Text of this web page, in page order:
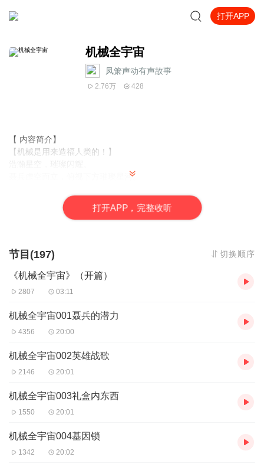
打开APP
机械全宇宙
凤箫声动有声故事
2.76万 428
【 内容简介】
【机械是用来造福人类的！】
聂兵虚空而立，俯视下方璀璨星河。
序排列，嵌入星河旋臂之中。
眨眼间，一组巨大的八轨元能航道，蛛网状覆盖整个银河星空。
下来，就是把那几处废弃的秘境空间，改装成机械公园，让人们浏
览观光。”
聂兵朗笑声声，遥望星空深处。
“也许，我再强大一些，真的能做到，‘机械’全宇宙……”
【作者/主播】
1、本作品为付费有声书，前39集为免费试听，购买成功后，即可收
2、版权归原作者所有，严禁翻录成任何形式，严禁在任何第三方平
台传播，违者将追究其法律责任。
面分享至微信内使用微信支付完成购买。
4、在购买过程中，如果您有任何问题，可以按以下步骤咨询在线客
打开APP，完整收听
节目(197) 切换顺序
《机械全宇宙》（开篇）
2807 03:11
机械全宇宙001聂兵的潜力
4356 20:00
机械全宇宙002英雄战歌
2146 20:01
机械全宇宙003礼盒内东西
1550 20:01
机械全宇宙004基因锁
1342 20:02